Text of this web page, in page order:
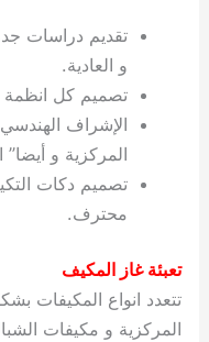
تقديم دراسات
و العادية.
تصميم كل انظمة
الإشراف
المركزية و أيضا”
تصميم دكات
محترف.
تعبئة غاز المكيف
تتعدد انواع المكيفات
المركزية و مكيفات